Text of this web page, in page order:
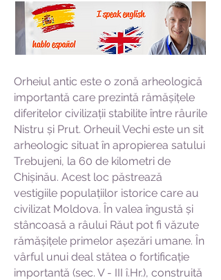
Orheiul antic este o zonă arheologică
importantă care prezintă rămășițele
diferitelor civilizații stabilite între râurile
Nistru și Prut. Orheuil Vechi este un sit
arheologic situat în apropierea satului
Trebujeni, la 60 de kilometri de
Chișinău. Acest loc păstrează
vestigiile populațiilor istorice care au
civilizat Moldova. În valea îngustă și
stâncoasă a râului Răut pot fi văzute
rămășițele primelor așezări umane. În
vârful unui deal stătea o fortificație
importantă (sec. V - III î.Hr.), construită